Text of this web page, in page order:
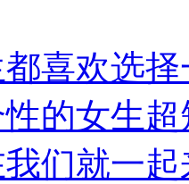
喜欢选
的女生
们就一